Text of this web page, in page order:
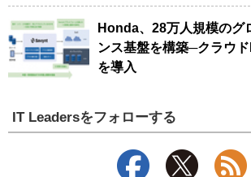
Honda、28万人規模のグ
ンス基盤を構築─クラウ
を導入
IT Leadersをフォローする